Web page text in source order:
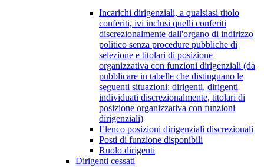
Incarichi dirigenziali, a qualsiasi titolo
conferiti, ivi inclusi quelli conferiti
discrezionalmente dall'organo di indirizzo
politico senza procedure pubbliche di
selezione e titolari di posizione
organizzativa con funzioni dirigenziali (da
pubblicare in tabelle che distinguano le
seguenti situazioni: dirigenti, dirigenti
individuati discrezionalmente, titolari di
posizione organizzativa con funzioni
dirigenziali)
Elenco posizioni dirigenziali discrezionali
Posti di funzione disponibili
Ruolo dirigenti
Dirigenti cessati